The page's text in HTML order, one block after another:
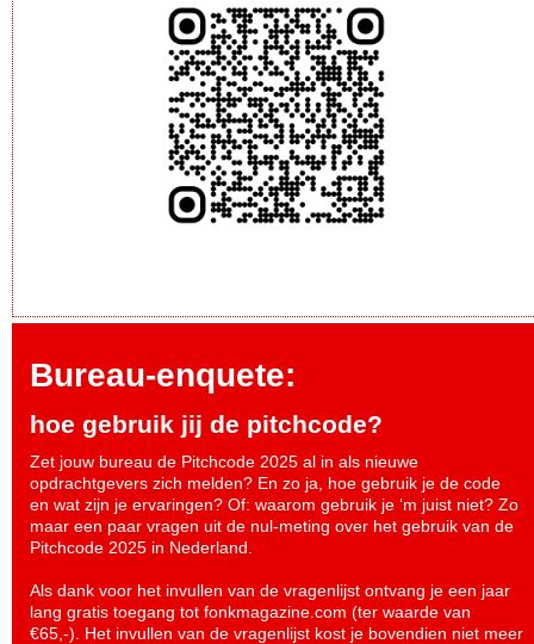
Bureau-enquete:
hoe gebruik jij de pitchcode?
Zet jouw bureau de Pitchcode 2025 al in als nieuwe
opdrachtgevers zich melden? En zo ja, hoe gebruik je de code
en wat zijn je ervaringen? Of: waarom gebruik je ‘m juist niet? Zo
maar een paar vragen uit de nul-meting over het gebruik van de
Pitchcode 2025 in Nederland.
Als dank voor het invullen van de vragenlijst ontvang je een jaar
lang gratis toegang tot fonkmagazine.com (ter waarde van
€65,-). Het invullen van de vragenlijst kost je bovendien niet meer